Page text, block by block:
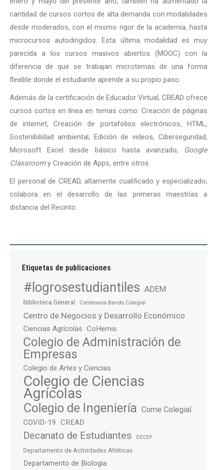
cantidad de cursos cortos de alta demanda con modalidades
desde moderados, con el mismo rigor de la academia, hasta
microcursos autodirigidos. Esta última modalidad es muy
parecida a los cursos masivos abiertos (MOOC) con la
diferencia de que se trabajan microtemas de una forma
flexible donde el estudiante aprende a su propio paso.
Además de la certificación de Educador Virtual, CREAD ofrece
cursos cortos en línea en temas como: Creación de páginas
de internet, Creación de portafolios electrónicos, HTML,
Sostenibilidad ambiental, Edición de videos, Ciberseguridad,
Microsoft Excel desde básico hasta avanzado,
Google
Classroomy Creación de Apps, entre otros.
El personal de CREAD, altamente cualificado y especializado,
colabora en el desarrollo de las primeras maestrías a
distancia del Recinto.
Etiquetas de publicaciones
#logrosestudiantiles ADEM
Biblioteca General Centenaria Banda Colegial
Centro de Negocios y Desarrollo Económico
Ciencias Agrícolas CoHemis
Colegio de Administración de
Empresas
Colegio de Artes y Ciencias
Colegio de Ciencias
Agrícolas
Colegio de Ingeniería Come Colegial
COVID-19 CREAD
Decanato de Estudiantes DECEP
Departamento de Actividades Atléticas
Departamento de Biologia